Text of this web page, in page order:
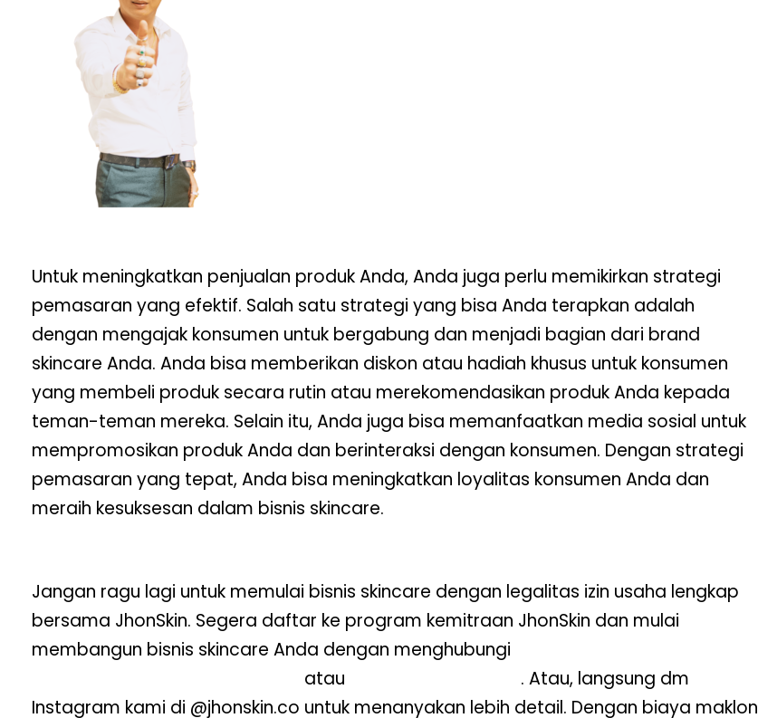
Untuk meningkatkan penjualan produk Anda, Anda juga perlu memikirkan strategi
pemasaran yang efektif. Salah satu strategi yang bisa Anda terapkan adalah
dengan mengajak konsumen untuk bergabung dan menjadi bagian dari brand
skincare Anda. Anda bisa memberikan diskon atau hadiah khusus untuk konsumen
yang membeli produk secara rutin atau merekomendasikan produk Anda kepada
teman-teman mereka. Selain itu, Anda juga bisa memanfaatkan media sosial untuk
mempromosikan produk Anda dan berinteraksi dengan konsumen. Dengan strategi
pemasaran yang tepat, Anda bisa meningkatkan loyalitas konsumen Anda dan
meraih kesuksesan dalam bisnis skincare.
Jangan ragu lagi untuk memulai bisnis skincare dengan legalitas izin usaha lengkap
bersama JhonSkin. Segera daftar ke program kemitraan JhonSkin dan mulai
membangun bisnis skincare Anda dengan menghubungi
atau
. Atau, langsung dm
Instagram kami di @jhonskin.co untuk menanyakan lebih detail. Dengan biaya maklon